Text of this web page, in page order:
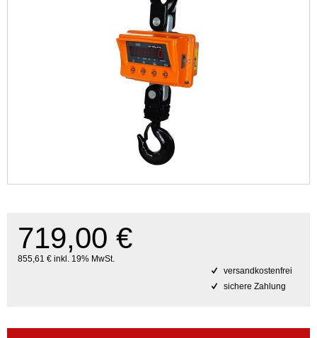
719,00 €
855,61 € inkl. 19% MwSt.
versandkostenfrei
sichere Zahlung